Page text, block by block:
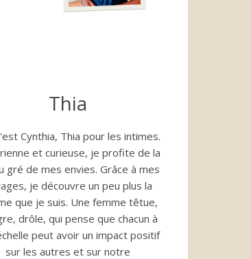
Thia
Cynthia, Thia pour les intimes.
et curieuse, je profite de la
gré de mes envies. Grâce à mes
je découvre un peu plus la
que je suis. Une femme têtue,
drôle, qui pense que chacun à
peut avoir un impact positif
sur les autres et sur notre